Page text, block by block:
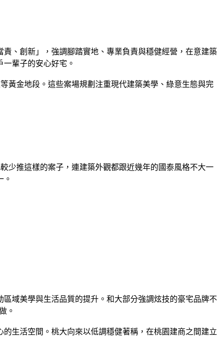
、創新」，強調腳踏實地、專業負責與穩健經營，在意建築
輩子的安心好宅。​
黃金地段。這些案場規劃注重現代建築美學、綠意生態與完
少推這樣的案子，連建築外觀都跟近幾年的國泰風格不大一
。
域美學與生活品質的提升。和大部分強調炫技的豪宅品牌不
。​
生活空間。桃大向來以低調穩健著稱，在桃園建商之間建立